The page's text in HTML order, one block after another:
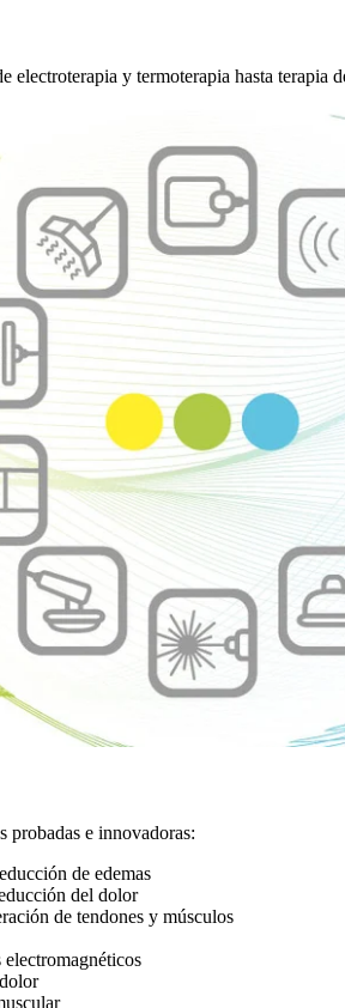
y termoterapia hasta terapia
e innovadoras:
de edemas
del dolor
de tendones y músculos